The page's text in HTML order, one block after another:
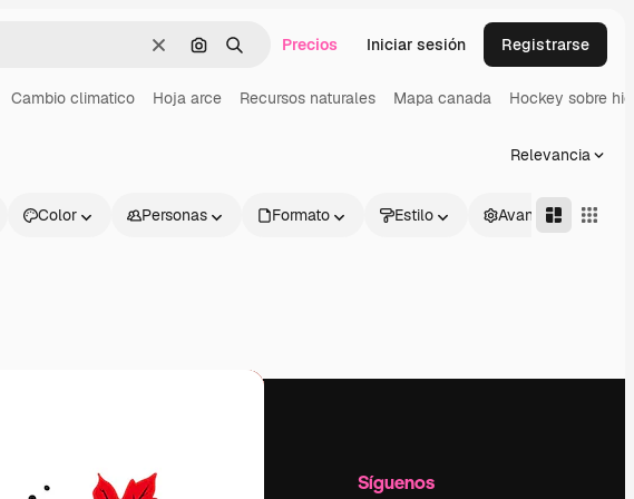
BorrarBuscar por imagen
BuscarPrecios Iniciar sesión Registrarse
Cambio climatico Hoja arce Recursos naturales Mapa canada Hockey sobre
Relevancia
Color Personas Formato Estilo Avanzado
Información útil Síguenos